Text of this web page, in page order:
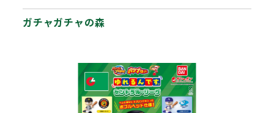
ガチャガチャの森